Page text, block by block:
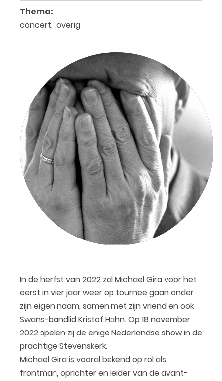
Thema:
concert, overig
In de herfst van 2022 zal Michael Gira voor het
eerst in vier jaar weer op tournee gaan onder
zijn eigen naam, samen met zijn vriend en ook
Swans-bandlid Kristof Hahn. Op 18 november
2022 spelen zij de enige Nederlandse show in de
prachtige Stevenskerk.
Michael Gira is vooral bekend op rol als
frontman, oprichter en leider van de avant-